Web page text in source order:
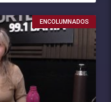
ENCOLUMNADOS